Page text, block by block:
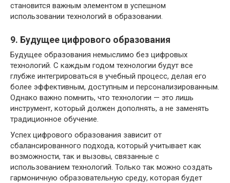
становится важным элементом в успешном
использовании технологий в образовании.
9. Будущее цифрового образования
Будущее образования немыслимо без цифровых
технологий. С каждым годом технологии будут все
глубже интегрироваться в учебный процесс, делая его
более эффективным, доступным и персонализированным.
Однако важно помнить, что технологии — это лишь
инструмент, который должен дополнять, а не заменять
традиционное обучение.
Успех цифрового образования зависит от
сбалансированного подхода, который учитывает как
возможности, так и вызовы, связанные с
использованием технологий. Только так можно создать
гармоничную образовательную среду, которая будет